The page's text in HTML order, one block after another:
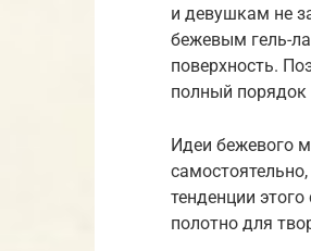
и девушкам не
бежевым гель-
поверхность.
полный
Идеи бежевого
тенденции
полотно для